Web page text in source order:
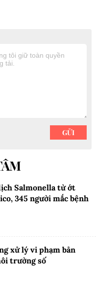
Salmonella từ ớt
345 người mắc bệnh
xử lý vi phạm bản
trường số